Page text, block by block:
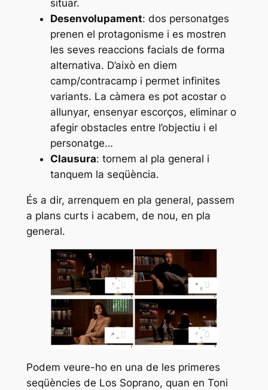
situar.
Desenvolupament: dos personatges
prenen el protagonisme i es mostren
les seves reaccions facials de forma
alternativa. D’això en diem
camp/contracamp i permet infinites
variants. La càmera es pot acostar o
allunyar, ensenyar escorços, eliminar o
afegir obstacles entre l’objectiu i el
personatge…
Clausura: tornem al pla general i
tanquem la seqüència.
És a dir, arrenquem en pla general, passem
a plans curts i acabem, de nou, en pla
general.
Podem veure-ho en una de les primeres
seqüències de Los Soprano, quan en Toni